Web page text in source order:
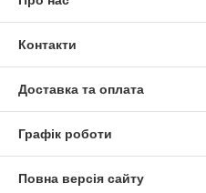
Контакти
Доставка та оплата
Графік роботи
Повна версія сайту